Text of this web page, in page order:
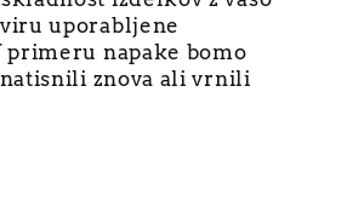
številne pohvale ljudi,
ki jih je razveselil.
Vsekakor priporočam.
uporabljene
napake bomo
znova ali vrnili